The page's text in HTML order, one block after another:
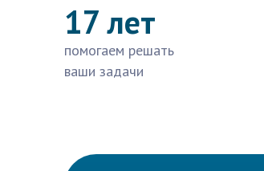
17 лет
помогаем решать
ваши задачи